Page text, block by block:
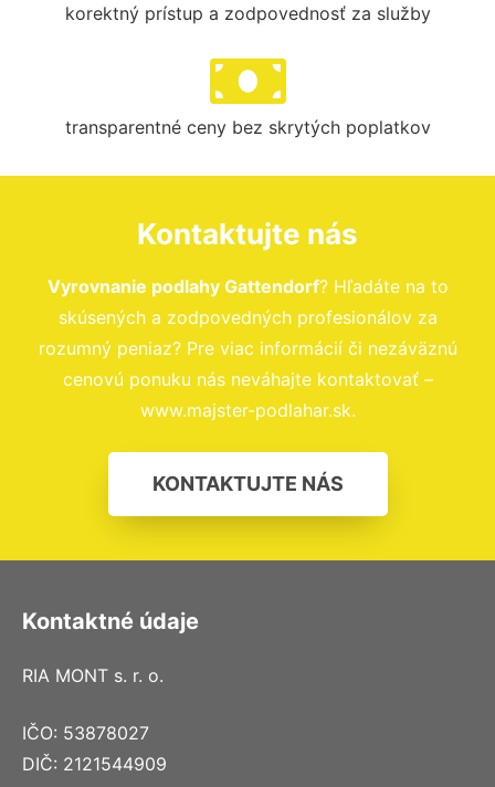
korektný prístup a zodpovednosť za služby
transparentné ceny bez skrytých poplatkov
Kontaktujte nás
Vyrovnanie podlahy Gattendorf? Hľadáte na to
skúsených a zodpovedných profesionálov za
rozumný peniaz? Pre viac informácií či nezáväznú
cenovú ponuku nás neváhajte kontaktovať –
www.majster-podlahar.sk.
KONTAKTUJTE NÁS
Kontaktné údaje
RIA MONT s. r. o.
IČO: 53878027
DIČ: 2121544909